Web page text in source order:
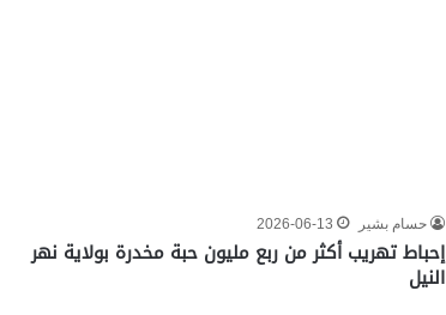
حسام بشير 2026-06-13
إحباط تهريب أكثر من ربع مليون حبة مخدرة بولاية نهر
النيل